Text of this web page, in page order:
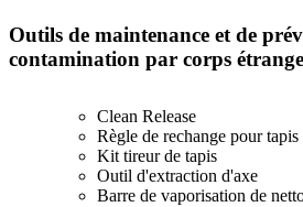
Outils de maintenance et de
contamination par corps
Clean Release
Règle de rechange pour tapis
Kit tireur de tapis
Outil d'extraction d'axe
Barre de vaporisation de